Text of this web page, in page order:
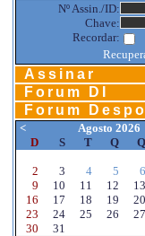
Nº Assin./ID:
Chave:
Recordar:
Assinar
Forum DI
Forum
<
Agosto 2026
D
S T Q Q
2
3 4 5 6
9
10 11 12 13
16
17 18 19 20
23
24 25 26 27
30
31